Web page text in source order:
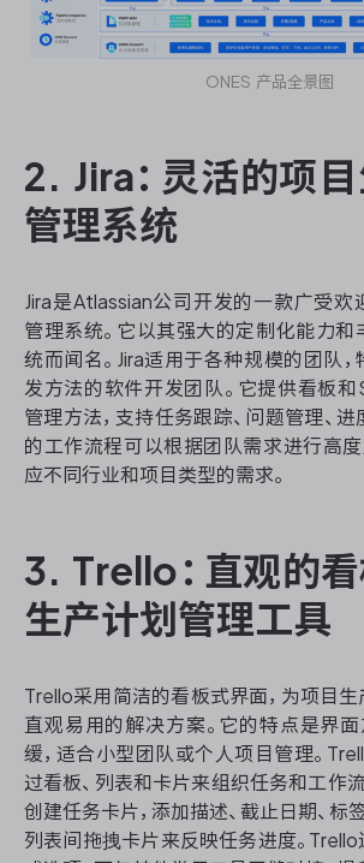
ONES 产品全景图
2. Jira：灵活的项
管理系统
Jira是Atlassian公司开发的一款广受欢
管理系统。它以其强大的定制化能力和
统而闻名。Jira适用于各种规模的团队
发方法的软件开发团队。它提供看板和
管理方法，支持任务跟踪、问题管理、进
的工作流程可以根据团队需求进行高
应不同行业和项目类型的需求。
3. Trello：直观的看
生产计划管理工具
Trello采用简洁的看板式界面，为项目
直观易用的解决方案。它的特点是界面
缓，适合小型团队或个人项目管理。
过看板、列表和卡片来组织任务和工作
创建任务卡片，添加描述、截止日期、标
列表间拖拽卡片来反映任务进度。